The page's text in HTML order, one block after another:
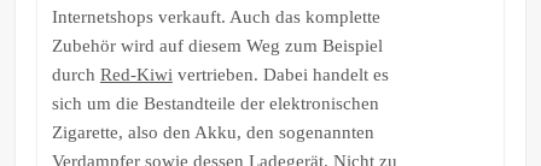
Internetshops verkauft. Auch das komplette
Zubehör wird auf diesem Weg zum Beispiel
durch Red-Kiwi vertrieben. Dabei handelt es
sich um die Bestandteile der elektronischen
Zigarette, also den Akku, den sogenannten
Verdampfer sowie dessen Ladegerät. Nicht zu